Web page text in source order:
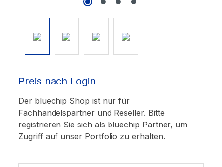
Preis nach Login
Der bluechip Shop ist nur für
Fachhandelspartner und Reseller. Bitte
registrieren Sie sich als bluechip Partner, um
Zugriff auf unser Portfolio zu erhalten.